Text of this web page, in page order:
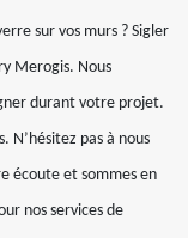
sur vos murs ? Sigler
Merogis. Nous
durant votre projet.
N’hésitez pas à nous
écoute et sommes en
nos services de